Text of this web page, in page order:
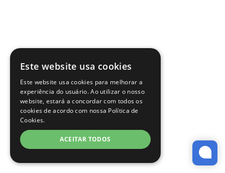
Este website usa cookies
Este website usa cookies para melhorar a
experiência do usuário. Ao utilizar o nosso
website, estará a concordar com todos os
cookies de acordo com nossa Política de
Cookies.
ACEITAR TODOS